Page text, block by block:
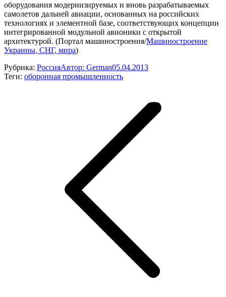
оборудования модернизируемых и вновь разрабатываемых
самолетов дальней авиации, основанных на российских
технологиях и элементной базе, соответствующих концепции
интегрированной модульной авионики с открытой
архитектурой. (Портал машиностроения/Машиностроение
Украины, СНГ, мира)
Рубрика: РоссияАвтор: German05.04.2013
Теги: оборонная промышленность